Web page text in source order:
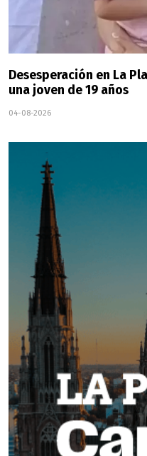
Desesperación en La
una joven de 19 años
04-08-2026